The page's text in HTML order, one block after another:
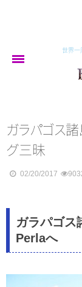
世界一
about
イラン
トルクメニスタ
キルギス
ガラパゴス諸
グ三昧
02/20/2017
ガラパゴス
Perlaへ